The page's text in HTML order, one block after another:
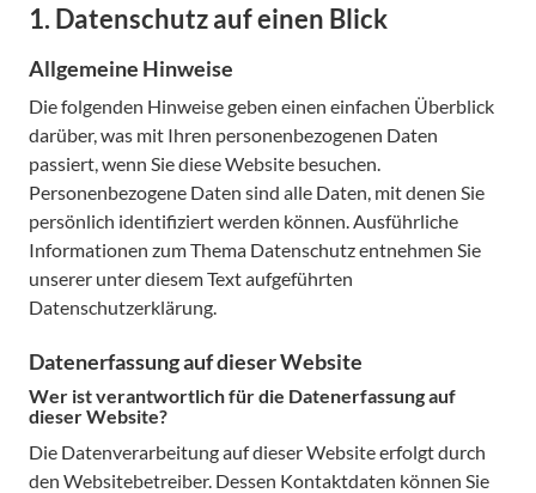
1. Datenschutz auf einen Blick
Allgemeine Hinweise
Die folgenden Hinweise geben einen einfachen Überblick
darüber, was mit Ihren personenbezogenen Daten
passiert, wenn Sie diese Website besuchen.
Personenbezogene Daten sind alle Daten, mit denen Sie
persönlich identifiziert werden können. Ausführliche
Informationen zum Thema Datenschutz entnehmen Sie
unserer unter diesem Text aufgeführten
Datenschutzerklärung.
Datenerfassung auf dieser Website
Wer ist verantwortlich für die Datenerfassung auf
dieser Website?
Die Datenverarbeitung auf dieser Website erfolgt durch
den Websitebetreiber. Dessen Kontaktdaten können Sie